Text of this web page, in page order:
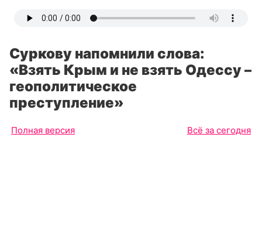
Суркову напомнили слова:
«Взять Крым и не взять Одессу –
геополитическое
преступление»
Полная версия Всё за сегодня